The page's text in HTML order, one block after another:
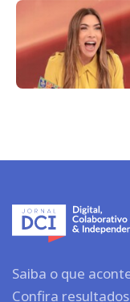
Saiba o que
Confira